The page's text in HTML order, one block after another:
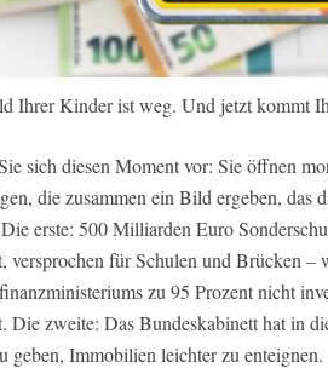
Ihrer Kinder ist weg. Und jetzt kommt
sich diesen Moment vor: Sie öffnen
die zusammen ein Bild ergeben, das
erste: 500 Milliarden Euro
versprochen für Schulen und Brücken –
zu 95 Prozent nicht
Die zweite: Das Bundeskabinett hat in
geben, Immobilien leichter zu enteignen.